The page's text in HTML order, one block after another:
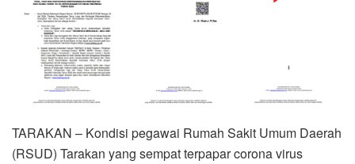
TARAKAN – Kondisi pegawai Rumah Sakit Umum Daerah
(RSUD) Tarakan yang sempat terpapar corona virus